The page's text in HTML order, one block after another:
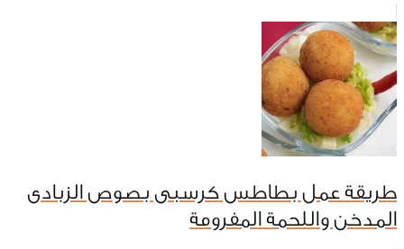
طريقة عمل بطاطس كرسبى بصوص الزبادى
المدخن واللحمة المفرومة